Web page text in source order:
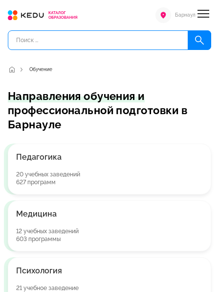
Барнаул
Обучение
Направления обучения и
профессиональной подготовки в
Барнауле
Педагогика
20 учебных заведений
627 программ
Медицина
12 учебных заведений
603 программы
Психология
21 учебное заведение